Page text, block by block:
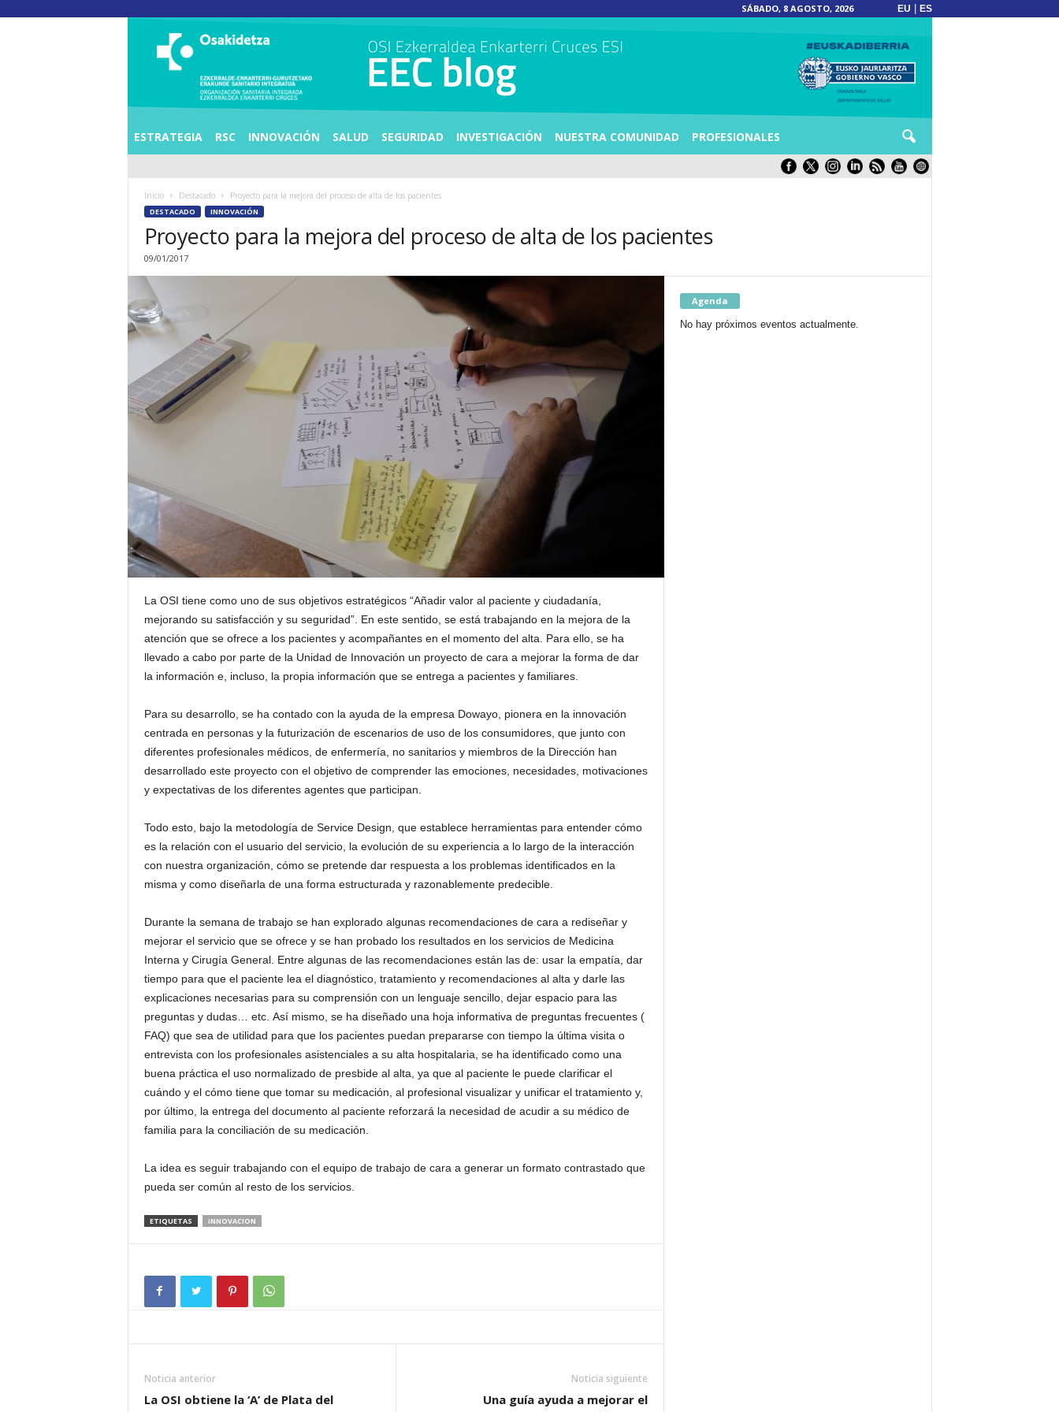
SÁBADO, 8 AGOSTO, 2026 EU ES
A
N
A
R
T
R
R
I
C
S
ESTRATEGIA RSC INNOVACIÓN SALUD SEGURIDAD INVESTIGACIÓN NUESTRA COMUNIDAD PROFESIONALES
Inicio Destacado Proyecto para la mejora del proceso de alta de los pacientes
DESTACADO INNOVACIÓN
Proyecto para la mejora del proceso de alta de los pacientes
09/01/2017
La OSI tiene como uno de sus objetivos estratégicos “Añadir valor al paciente y ciudadanía,
mejorando su satisfacción y su seguridad”. En este sentido, se está trabajando en la mejora de la
atención que se ofrece a los pacientes y acompañantes en el momento del alta. Para ello, se ha
llevado a cabo por parte de la Unidad de Innovación un proyecto de cara a mejorar la forma de dar
la información e, incluso, la propia información que se entrega a pacientes y familiares.
Para su desarrollo, se ha contado con la ayuda de la empresa Dowayo, pionera en la innovación
centrada en personas y la futurización de escenarios de uso de los consumidores, que junto con
diferentes profesionales médicos, de enfermería, no sanitarios y miembros de la Dirección han
desarrollado este proyecto con el objetivo de comprender las emociones, necesidades, motivaciones
y expectativas de los diferentes agentes que participan.
Todo esto, bajo la metodología de Service Design, que establece herramientas para entender cómo
es la relación con el usuario del servicio, la evolución de su experiencia a lo largo de la interacción
con nuestra organización, cómo se pretende dar respuesta a los problemas identificados en la
misma y como diseñarla de una forma estructurada y razonablemente predecible.
Durante la semana de trabajo se han explorado algunas recomendaciones de cara a rediseñar y
mejorar el servicio que se ofrece y se han probado los resultados en los servicios de Medicina
Interna y Cirugía General. Entre algunas de las recomendaciones están las de: usar la empatía, dar
tiempo para que el paciente lea el diagnóstico, tratamiento y recomendaciones al alta y darle las
explicaciones necesarias para su comprensión con un lenguaje sencillo, dejar espacio para las
preguntas y dudas… etc. Así mismo, se ha diseñado una hoja informativa de preguntas frecuentes (
FAQ) que sea de utilidad para que los pacientes puedan prepararse con tiempo la última visita o
entrevista con los profesionales asistenciales a su alta hospitalaria, se ha identificado como una
buena práctica el uso normalizado de presbide al alta, ya que al paciente le puede clarificar el
cuándo y el cómo tiene que tomar su medicación, al profesional visualizar y unificar el tratamiento y,
por último, la entrega del documento al paciente reforzará la necesidad de acudir a su médico de
familia para la conciliación de su medicación.
La idea es seguir trabajando con el equipo de trabajo de cara a generar un formato contrastado que
pueda ser común al resto de los servicios.
ETIQUETAS INNOVACION
Noticia anterior
La OSI obtiene la ‘A’ de Plata del
Noticia siguiente
Una guía ayuda a mejorar el
Agenda
No hay próximos eventos actualmente.